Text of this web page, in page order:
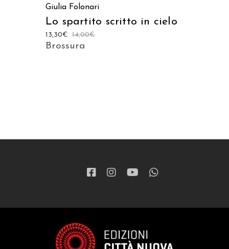
Giulia Folonari
Lo spartito scritto in cielo
14,00€
13,30€
Brossura